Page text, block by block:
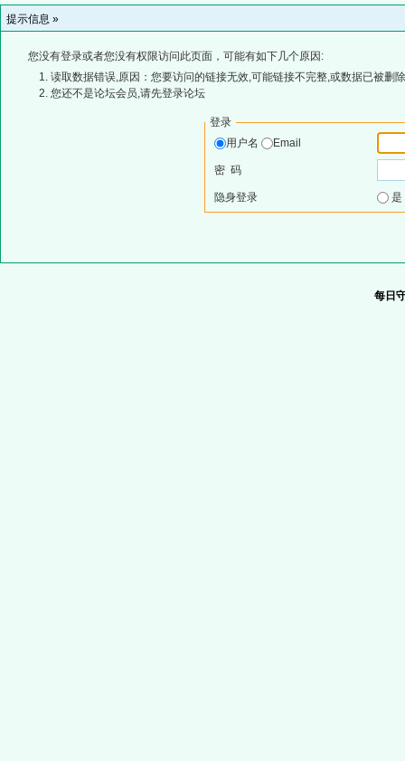
提示信息 »
您没有登录或者您没有权限访问此页面，可能有如下几个原因:
读取数据错误,原因：您要访问的链接无效,可能链接不完整,或数据已被删
您还不是论坛会员,请先登录论坛
登录
用户名
Email
密 码
隐身登录
每日